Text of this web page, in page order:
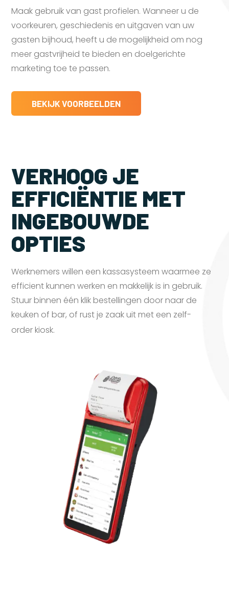
Maak gebruik van gast profielen. Wanneer u de
voorkeuren, geschiedenis en uitgaven van uw
gasten bijhoud, heeft u de mogelijkheid om nog
meer gastvrijheid te bieden en doelgerichte
marketing toe te passen.
BEKIJK VOORBEELDEN
VERHOOG JE
EFFICIËNTIE MET
INGEBOUWDE
OPTIES
Werknemers willen een kassasysteem waarmee ze
efficient kunnen werken en makkelijk is in gebruik.
Stuur binnen één klik bestellingen door naar de
keuken of bar, of rust je zaak uit met een zelf-
order kiosk.